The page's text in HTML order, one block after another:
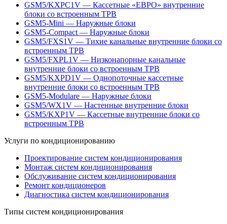
GSM5/KXPC1V — Кассетные «ЕВРО» внутренние
блоки со встроенным ТРВ
GSM5-Mini — Наружные блоки
GSM5-Compact — Наружные блоки
GSM5/FXS1V — Тихие канальные внутренние блоки со
встроенным ТРВ
GSM5/FXPL1V — Низконапорные канальные
внутренние блоки со встроенным ТРВ
GSM5/KXPD1V — Однопоточные кассетные
внутренние блоки со встроенным ТРВ
GSM5-Modulare — Наружные блоки
GSM5/WX1V — Настенные внутренние блоки
GSM5/KXP1V — Кассетные внутренние блоки со
встроенным ТРВ
Услуги по кондиционированию
Проектирование систем кондиционирования
Монтаж систем кондиционирования
Обслуживание систем кондиционирования
Ремонт кондиционеров
Диагностика систем кондиционирования
Типы систем кондиционирования